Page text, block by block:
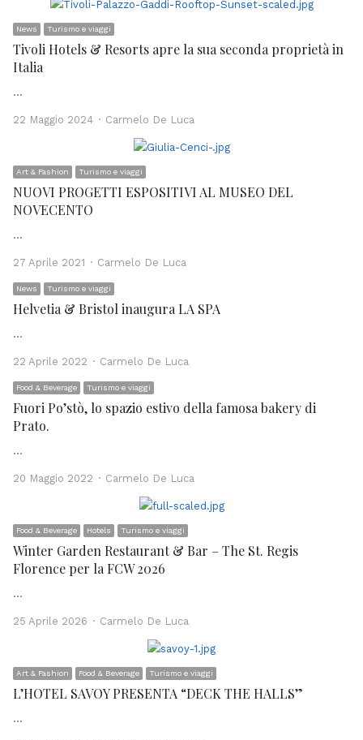
News Turismo e viaggi
Tivoli Hotels & Resorts apre la sua seconda proprietà in
Italia
…
22 Maggio 2024 Author
Carmelo De Luca
Art & Fashion Turismo e viaggi
NUOVI PROGETTI ESPOSITIVI AL MUSEO DEL
NOVECENTO
…
27 Aprile 2021 Author
Carmelo De Luca
News Turismo e viaggi
Helvetia & Bristol inaugura LA SPA
…
22 Aprile 2022 Author
Carmelo De Luca
Food & Beverage Turismo e viaggi
Fuori Po’stò, lo spazio estivo della famosa bakery di
Prato.
…
20 Maggio 2022 Author
Carmelo De Luca
Food & Beverage Hotels Turismo e viaggi
Winter Garden Restaurant & Bar – The St. Regis
Florence per la FCW 2026
…
25 Aprile 2026 Author
Carmelo De Luca
Art & Fashion Food & Beverage Turismo e viaggi
L’HOTEL SAVOY PRESENTA “DECK THE HALLS”
…